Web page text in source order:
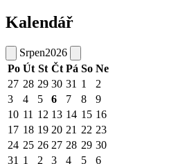
Kalendář
Srpen2026
Po Út St Čt Pá So Ne
27 28 29 30 31 1
2
3
4 5 6 7 8
9
10 11 12 13 14 15 16
17 18 19 20 21 22 23
24 25 26 27 28 29 30
31 1 2 3 4 5 6